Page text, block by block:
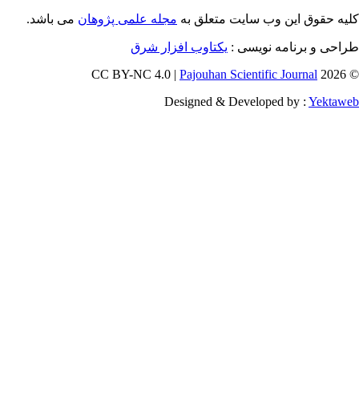
متعلق به مجله علمی پژوهان می باشد.
:یکتاوب افزار شرق
Pajouhan
Designed &